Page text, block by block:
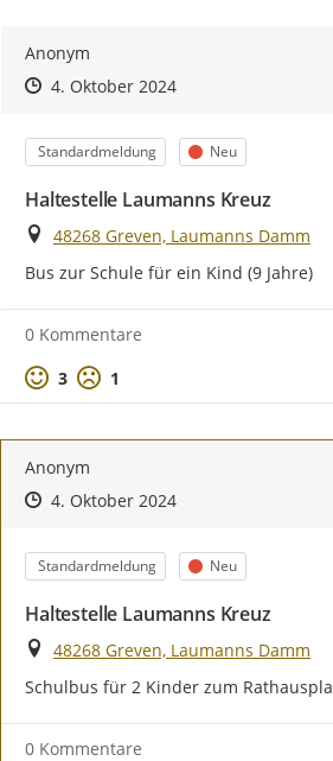
Anonym
Zeitpunkt des Erstellens
Zeitpunkt des Erstellens
4. Oktober 2024Zur Äußerung
Kategorie
Standardmeldung Status
Neu
Haltestelle Laumanns Kreuz
Ort
48268 Greven, Laumanns Damm
Bus zur Schule für ein Kind (9 Jahre)
0 Kommentare
Positive Bewertung
3 Negative Bewertung
1
Anonym
Zeitpunkt des Erstellens
Zeitpunkt des Erstellens
4. Oktober 2024Zur Äußerung
Kategorie
Standardmeldung Status
Neu
Haltestelle Laumanns Kreuz
Ort
48268 Greven, Laumanns Damm
Schulbus für 2 Kinder zum
0 Kommentare